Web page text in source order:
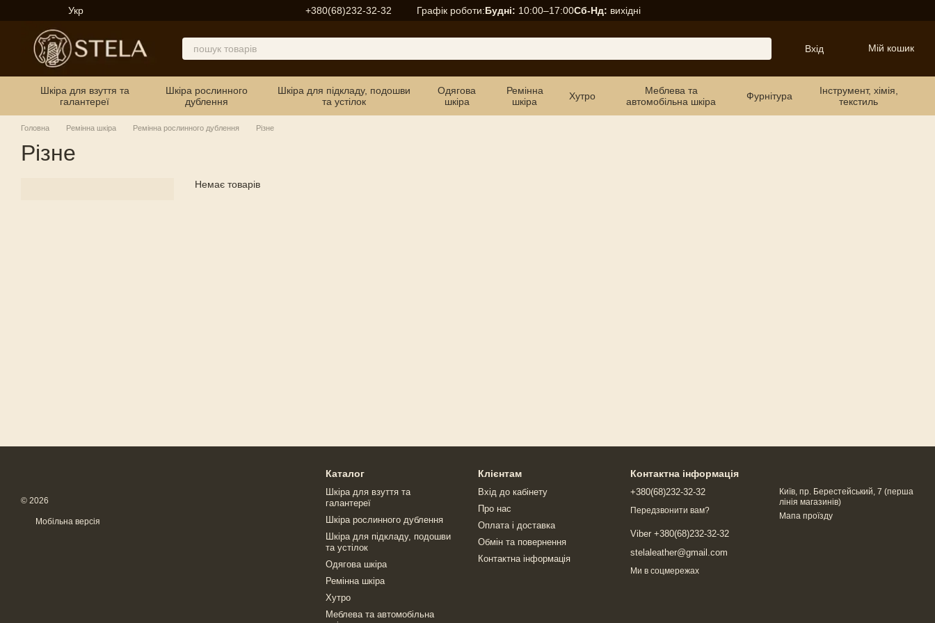
Перейти до основного контенту
Укр +380(68)232-32-32 Графік роботи:Будні: 10:00–17:00Сб-Нд: вихідні
Вхід Мій кошик
Шкіра для взуття та
галантереї
Шкіра рослинного
дублення
Шкіра для підкладу, подошви
та устілок
Одягова
шкіра
Ремінна
шкіра
Хутро
Меблева та
автомобільна шкіра
Фурнітура
Інструмент, хімія,
текстиль
Головна Ремінна шкіра Ремінна рослинного дублення Різне
Різне
Немає товарів
© 2026
Мобільна версія
Каталог
Шкіра для взуття та
галантереї
Шкіра рослинного дублення
Шкіра для підкладу, подошви
та устілок
Одягова шкіра
Ремінна шкіра
Хутро
Меблева та автомобільна
Клієнтам
Вхід до кабінету
Про нас
Оплата і доставка
Обмін та повернення
Контактна інформація
Контактна інформація
+380(68)232-32-32
Передзвонити вам?
Viber +380(68)232-32-32
stelaleather@gmail.com
Київ, пр. Берестейський, 7 (перша
лінія магазинів)
Мапа проїзду
Ми в соцмережах